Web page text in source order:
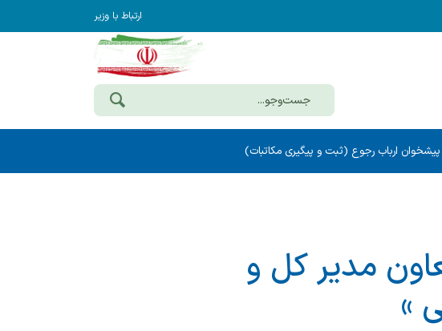
ارتباط با وزیر
پیشخوان ارباب رجوع (ثبت و پیگیری مکاتبات)
مدیر كل و
»